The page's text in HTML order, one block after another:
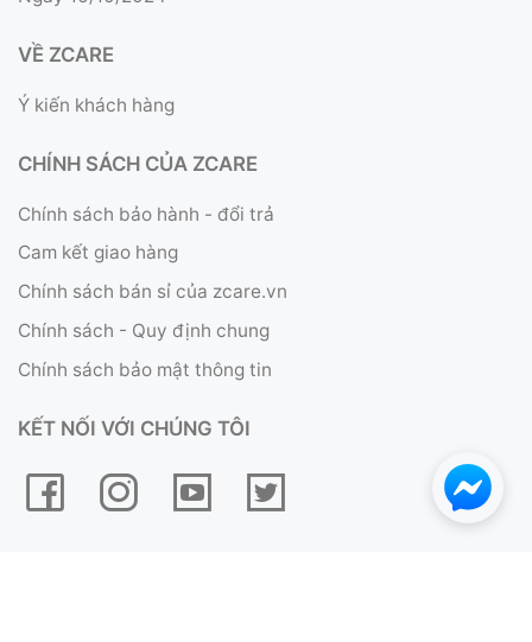
VỀ ZCARE
Ý kiến khách hàng
CHÍNH SÁCH CỦA ZCARE
Chính sách bảo hành - đổi trả
Cam kết giao hàng
Chính sách bán sỉ của zcare.vn
Chính sách - Quy định chung
Chính sách bảo mật thông tin
KẾT NỐI VỚI CHÚNG TÔI